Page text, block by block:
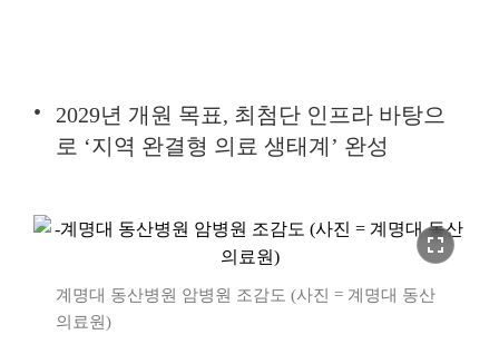
2029년 개원 목표, 최첨단 인프라 바탕으
로 ‘지역 완결형 의료 생태계’ 완성
fullscreen
계명대 동산병원 암병원 조감도 (사진 = 계명대 동산
의료원)